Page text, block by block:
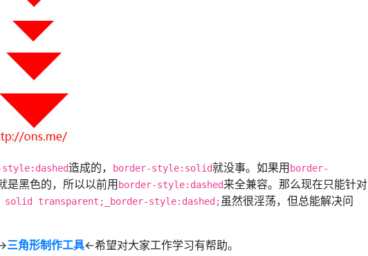
造成的， border-style:solid就没事。如果用 border-
是黑色的，所以以前用 border-style:dashed来全兼容。那么现在只能针对
solid transparent;_border-style:dashed; 虽然很淫荡，但总能解决问
三角形制作工具←希望对大家工作学习有帮助。